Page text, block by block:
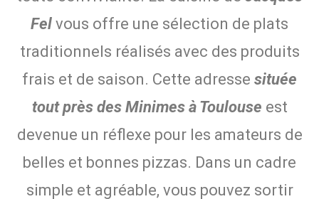
Fel vous offre une sélection de plats
traditionnels réalisés avec des produits
frais et de saison. Cette adresse située
tout près des Minimes à Toulouse est
devenue un réflexe pour les amateurs de
belles et bonnes pizzas. Dans un cadre
simple et agréable, vous pouvez sortir